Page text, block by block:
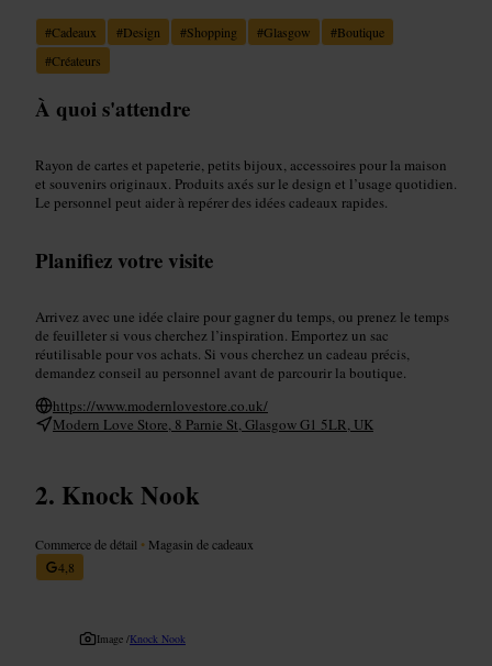
#Cadeaux #Design #Shopping #Glasgow #Boutique
#Créateurs
À quoi s'attendre
Rayon de cartes et papeterie, petits bijoux, accessoires pour la maison
et souvenirs originaux. Produits axés sur le design et l’usage quotidien.
Le personnel peut aider à repérer des idées cadeaux rapides.
Planifiez votre visite
Arrivez avec une idée claire pour gagner du temps, ou prenez le temps
de feuilleter si vous cherchez l’inspiration. Emportez un sac
réutilisable pour vos achats. Si vous cherchez un cadeau précis,
demandez conseil au personnel avant de parcourir la boutique.
https://www.modernlovestore.co.uk/
Modern Love Store, 8 Parnie St, Glasgow G1 5LR, UK
Knock Nook
Commerce de détail • Magasin de cadeaux
4,8
Image /Knock Nook